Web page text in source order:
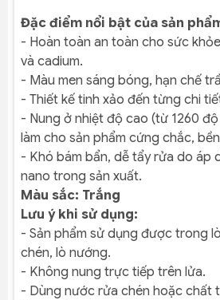
Đặc điểm nổi bật của sản
- Hoàn toàn an toàn cho sức
và cadium.
- Màu men sáng bóng, hạn chế
- Thiết kế tinh xảo đến từng chi
- Nung ở nhiệt độ cao (từ 1260
làm cho sản phẩm cứng chắc,
- Khó bám bẩn, dễ tẩy rửa do áp
nano trong sản xuất.
Màu sắc: Trắng
Lưu ý khi sử dụng:
- Sản phẩm sử dụng được trong
chén, lò nướng.
- Không nung trực tiếp trên lửa.
- Dùng nước rửa chén hoặc chất